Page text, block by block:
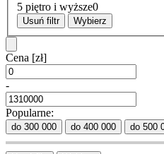
5 piętro i wyższe0
Usuń filtr Wybierz
Cena [zł]
-
Popularne:
do 300 000 do 400 000 do 500